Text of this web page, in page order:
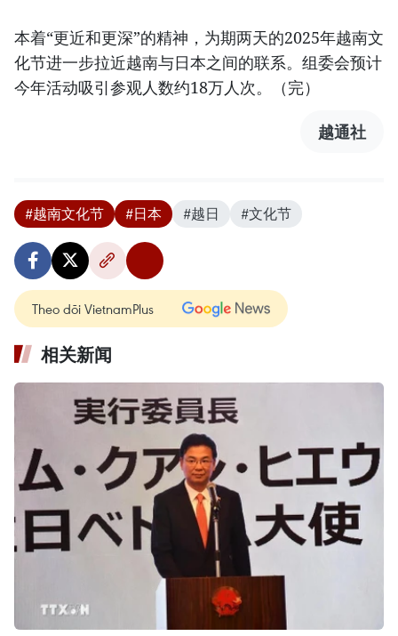
本着“更近和更深”的精神，为期两天的2025年越南文
化节进一步拉近越南与日本之间的联系。组委会预计
今年活动吸引参观人数约18万人次。（完）
越通社
#越南文化节 #日本 #越日 #文化节
Theo dõi VietnamPlus
相关新闻